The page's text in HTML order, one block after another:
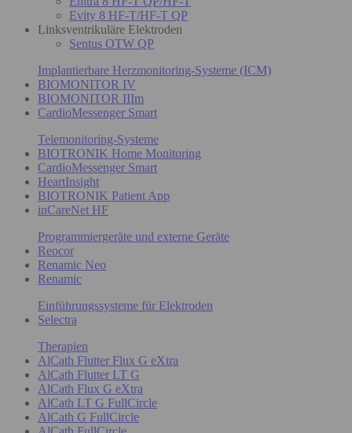
Evity 8 HF-T/HF-T QP
Linksventrikuläre Elektroden
Sentus OTW QP
Implantierbare Herzmonitoring-Systeme (ICM)
BIOMONITOR IV
BIOMONITOR IIIm
CardioMessenger Smart
Telemonitoring-Systeme
BIOTRONIK Home Monitoring
CardioMessenger Smart
HeartInsight
BIOTRONIK Patient App
inCareNet HF
Programmiergeräte und externe Geräte
Reocor
Renamic Neo
Renamic
Einführungssysteme für Elektroden
Selectra
Therapien
AlCath Flutter Flux G eXtra
AlCath Flutter LT G
AlCath Flux G eXtra
AlCath LT G FullCircle
AlCath G FullCircle